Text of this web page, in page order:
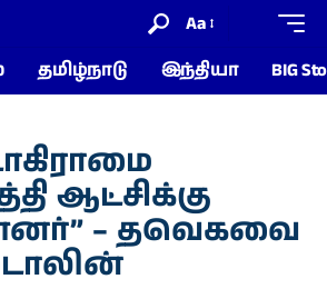
Aa
தமிழ்நாடு இந்தியா BIG
ஆட்சிக்கு
– தவெகவை